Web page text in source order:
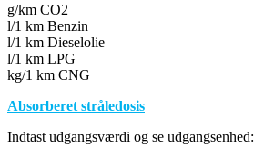
g/km CO2
l/1 km Benzin
l/1 km Dieselolie
l/1 km LPG
kg/1 km CNG
Absorberet stråledosis
Indtast udgangsværdi og se udgangsenhed: